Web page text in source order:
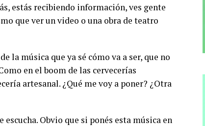
estás recibiendo información, ves gente
que ver un video o una obra de teatro
la música que ya sé cómo va a ser, que no
en el boom de las cervecerías
artesanal. ¿Qué me voy a poner? ¿Otra
Obvio que si ponés esta música en